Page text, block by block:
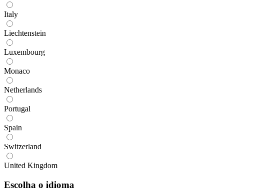
Italy
Liechtenstein
Luxembourg
Monaco
Netherlands
Portugal
Spain
Switzerland
United Kingdom
Escolha o idioma